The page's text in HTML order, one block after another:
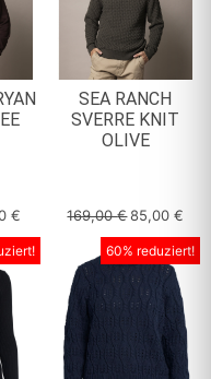
€
SEA RANCH
SVERRE KNIT
OLIVE
169,00€85,00€
60% reduziert!